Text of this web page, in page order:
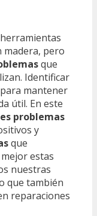
madera, pero
que
Identificar
mantener
útil. En este
problemas
y
que
estas
nuestras
que también
reparaciones